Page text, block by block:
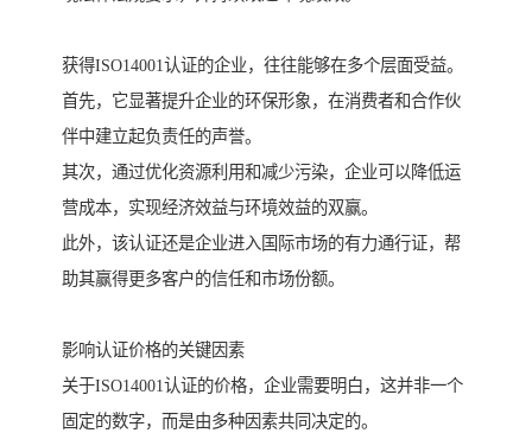
获得ISO14001认证的企业，往往能够在多个层面受益。
首先，它显著提升企业的环保形象，在消费者和合作伙
伴中建立起负责任的声誉。
其次，通过优化资源利用和减少污染，企业可以降低运
营成本，实现经济效益与环境效益的双赢。
此外，该认证还是企业进入国际市场的有力通行证，帮
助其赢得更多客户的信任和市场份额。
影响认证价格的关键因素
关于ISO14001认证的价格，企业需要明白，这并非一个
固定的数字，而是由多种因素共同决定的。